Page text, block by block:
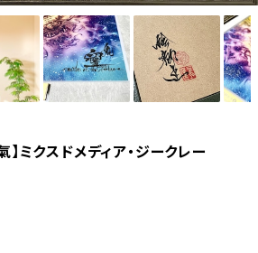
】ミクスドメディア・ジークレー